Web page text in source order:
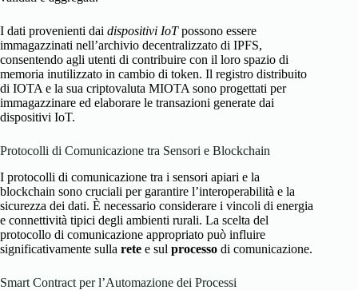
I dati provenienti dai dispositivi IoTpossono essere
immagazzinati nell’archivio decentralizzato di IPFS,
consentendo agli utenti di contribuire con il loro spazio di
memoria inutilizzato in cambio di token. Il registro distribuito
di IOTA e la sua criptovaluta MIOTA sono progettati per
immagazzinare ed elaborare le transazioni generate dai
dispositivi IoT.
Protocolli di Comunicazione tra Sensori e Blockchain
I protocolli di comunicazione tra i sensori apiari e la
blockchain sono cruciali per garantire l’interoperabilità e la
sicurezza dei dati. È necessario considerare i vincoli di energia
e connettività tipici degli ambienti rurali. La scelta del
protocollo di comunicazione appropriato può influire
significativamente sulla rete e sul processo di comunicazione.
Smart Contract per l’Automazione dei Processi